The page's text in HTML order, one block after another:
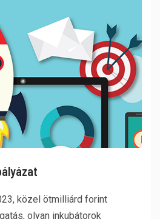
közel ötmilliárd forint
olyan inkubátorok